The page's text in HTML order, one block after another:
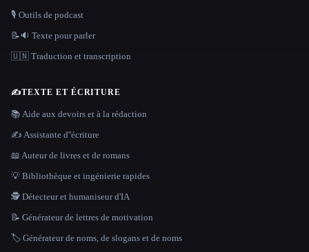
🎙️ Outils de podcast
📝🔉 Texte pour parler
🇺🇳 Traduction et transcription
✍️TEXTE ET ÉCRITURE
📚 Aide aux devoirs et à la rédaction
✍️ Assistante d''écriture
📖 Auteur de livres et de romans
💡 Bibliothèque et ingénierie rapides
🕵️ Détecteur et humaniseur d'IA
📝 Générateur de lettres de motivation
🏷️ Générateur de noms, de slogans et de noms